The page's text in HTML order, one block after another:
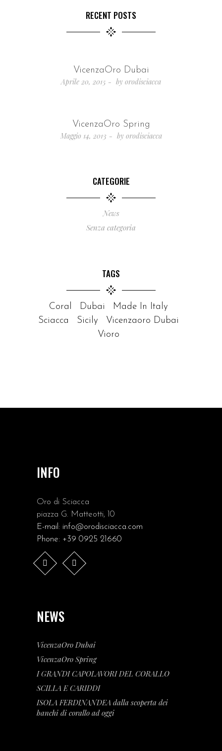
RECENT POSTS
VicenzaOro Dubai
Aprile 20, 2015
by orodisciacca
VicenzaOro Spring
Maggio 14, 2013
by orodisciacca
CATEGORIE
News
Senza categoria
TAGS
Coral Dubai
Made In Italy
Sciacca
Sicily
Vicenzaoro Dubai
Vioro
INFO
Oro di Sciacca
piazza G. Matteotti, 10
E-mail: info@orodisciacca.com
Phone: +39 0925 21660
NEWS
VicenzaOro Dubai
VicenzaOro Spring
I GRANDI CAPOLAVORI DEL CORALLO
SCILLA E CARIDDI
ISOLA FERDINANDEA dalla scoperta dei
banchi di corallo ad oggi